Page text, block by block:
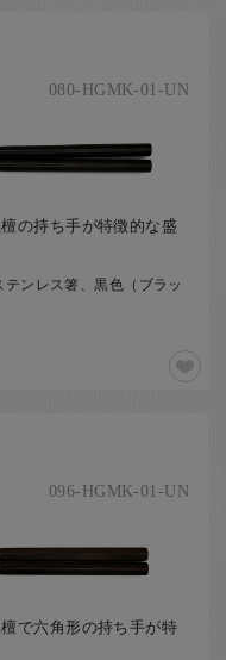
080-HGMK-01-UN
の持ち手が特徴的な盛
ンレス箸、黒色（ブラッ
096-HGMK-01-UN
で六角形の持ち手が特